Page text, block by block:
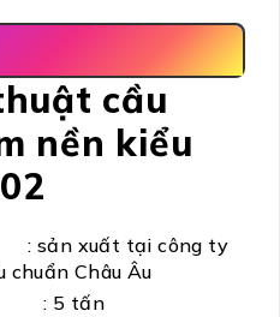
cầu
nền kiểu
tại công ty
chuẩn Châu Âu
: 5 tấn